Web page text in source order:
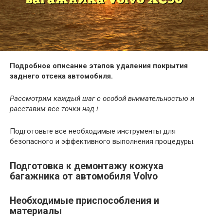
Подробное описание этапов удаления покрытия
заднего отсека автомобиля.
Рассмотрим каждый шаг с особой внимательностью и
расставим все точки над i.
Подготовьте все необходимые инструменты для
безопасного и эффективного выполнения процедуры.
Подготовка к демонтажу кожуха
багажника от автомобиля Volvo
Необходимые приспособления и
материалы